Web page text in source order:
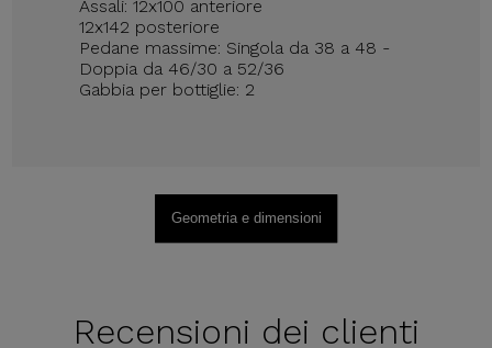
Assali: 12x100 anteriore
12x142 posteriore
Pedane massime: Singola da 38 a 48 -
Doppia da 46/30 a 52/36
Gabbia per bottiglie: 2
Geometria e dimensioni
Recensioni dei clienti